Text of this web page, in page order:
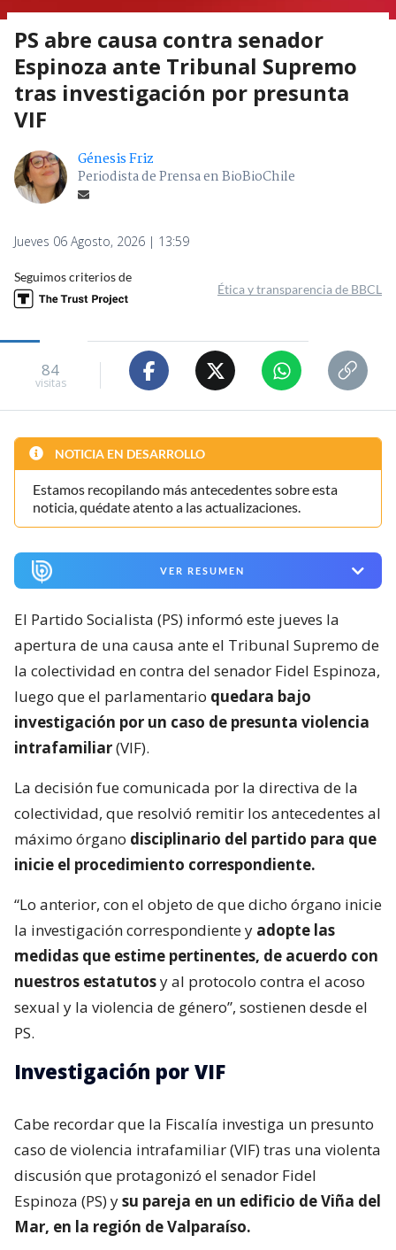
PS abre causa contra senador
Espinoza ante Tribunal Supremo
tras investigación por presunta
VIF
Génesis Friz
Periodista de Prensa en BioBioChile
Jueves 06 Agosto, 2026 | 13:59
Seguimos criterios de
Ética y transparencia de BBCL
84
visitas
NOTICIA EN DESARROLLO
Estamos recopilando más antecedentes sobre esta
noticia, quédate atento a las actualizaciones.
VER RESUMEN
El Partido Socialista (PS) informó este jueves la
apertura de una causa ante el Tribunal Supremo de
la colectividad en contra del senador Fidel Espinoza,
luego que el parlamentario quedara bajo
investigación por un caso de presunta violencia
intrafamiliar(VIF).
La decisión fue comunicada por la directiva de la
colectividad, que resolvió remitir los antecedentes al
máximo órgano disciplinario del partido para que
inicie el procedimiento correspondiente.
“Lo anterior, con el objeto de que dicho órgano inicie
la investigación correspondiente y adopte las
medidas que estime pertinentes, de acuerdo con
nuestros estatutosy al protocolo contra el acoso
sexual y la violencia de género”, sostienen desde el
PS.
Investigación por VIF
Cabe recordar que la Fiscalía investiga un presunto
caso de violencia intrafamiliar (VIF) tras una violenta
discusión que protagonizó el senador Fidel
Espinoza (PS) ysu pareja en un edificio de Viña del
Mar, en la región de Valparaíso.